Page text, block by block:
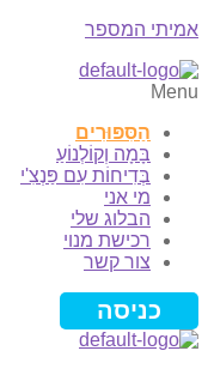
אמיתי המספר
Menu
הַסִּפּוּרִים
בָּמָה וְקוֹלְנוֹעַ
בְּדִיחוֹת עִם פַּנְצִ'י
מי אני
הבלוג שלי
רכישת מנוי
צור קשר
כניסה